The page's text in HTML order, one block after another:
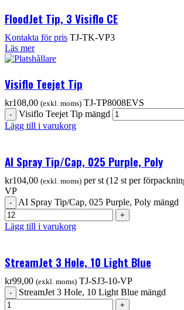
FloodJet Tip, 3 Visiflo CE
Kontakta för pris TJ-TK-VP3
Läs mer
Visiflo Teejet Tip
kr108,00 (exkl. moms) TJ-TP8008EVS
Visiflo Teejet Tip mängd
Lägg till i varukorg
AI Spray Tip/Cap, 025 Purple, Poly
kr104,00 (exkl. moms) per st (12 st per
VP
AI Spray Tip/Cap, 025 Purple, Poly mängd
Lägg till i varukorg
StreamJet 3 Hole, 10 Light Blue
kr99,00 (exkl. moms) TJ-SJ3-10-VP
StreamJet 3 Hole, 10 Light Blue mängd